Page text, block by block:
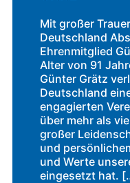
Mit großer
Deutschland
Ehrenmitglied
Alter von 91
Günter Grätz
Deutschland
engagierten
über mehr als
großer
und
und Werte
eingesetzt hat.